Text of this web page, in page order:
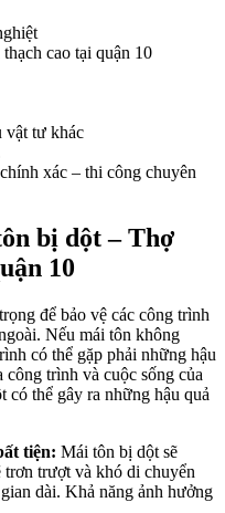
cao tại quận 10
vật tư khác
xác – thi công chuyên
bị dột – Thợ
10
để bảo vệ các công trình
Nếu mái tôn không
có thể gặp phải những hậu
công trình và cuộc sống của
thể gây ra những hậu quả
tiện: Mái tôn bị dột sẽ
trơn trượt và khó di chuyển
dài. Khả năng ảnh hưởng